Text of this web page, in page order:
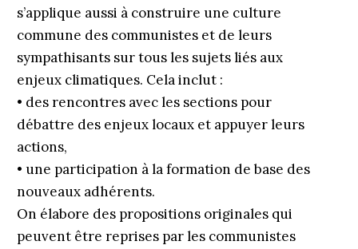
s’applique aussi à construire une culture
commune des communistes et de leurs
sympathisants sur tous les sujets liés aux
enjeux climatiques. Cela inclut :
• des rencontres avec les sections pour
débattre des enjeux locaux et appuyer leurs
actions,
• une participation à la formation de base des
nouveaux adhérents.
On élabore des propositions originales qui
peuvent être reprises par les communistes